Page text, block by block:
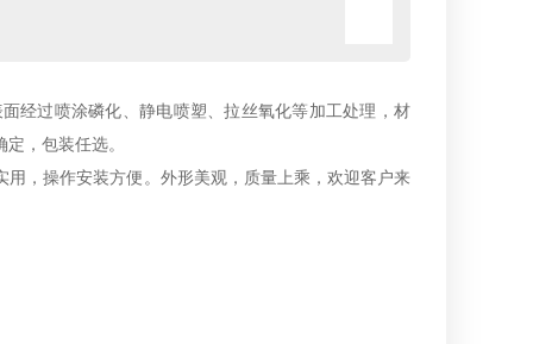
经过喷涂磷化、静电喷塑、拉丝氧化等加工处理，材
，包装任选。
，操作安装方便。外形美观，质量上乘，欢迎客户来